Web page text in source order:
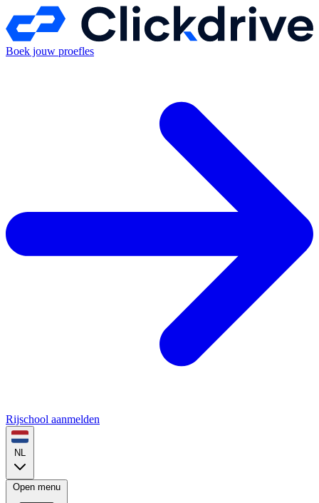
Boek jouw proefles
Rijschool aanmelden
NL
Open menu